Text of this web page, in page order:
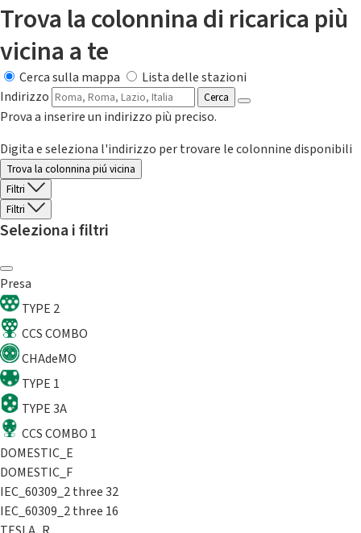
Trova la colonnina di ricarica più
vicina a te
Cerca sulla mappa
Lista delle stazioni
Indirizzo
Cerca
Prova a inserire un indirizzo più preciso.
Digita e seleziona l'indirizzo per trovare le colonnine disponibili
Trova la colonnina piú vicina
Filtri
Filtri
Seleziona i filtri
Presa
TYPE 2
CCS COMBO
CHAdeMO
TYPE 1
TYPE 3A
CCS COMBO 1
DOMESTIC_E
DOMESTIC_F
IEC_60309_2 three 32
IEC_60309_2 three 16